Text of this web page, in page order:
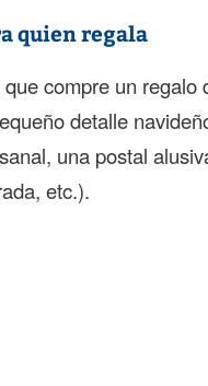
quien regala
compre un regalo
detalle
una postal
etc.).